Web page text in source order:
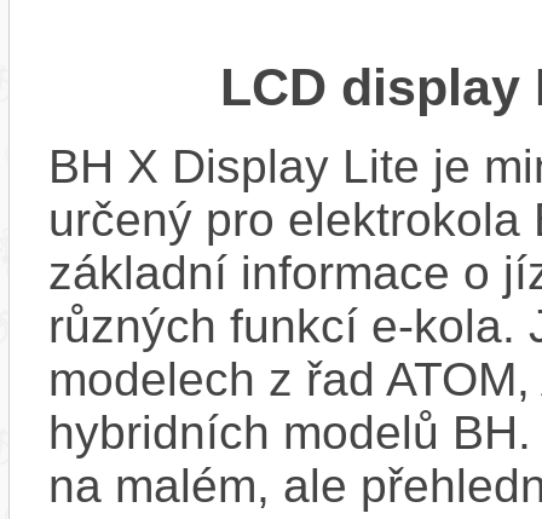
LCD display
BH X Display Lite je
určený pro elektrokola
základní informace o
různých funkcí e-kola.
modelech z řad
hybridních modelů
na malém, ale